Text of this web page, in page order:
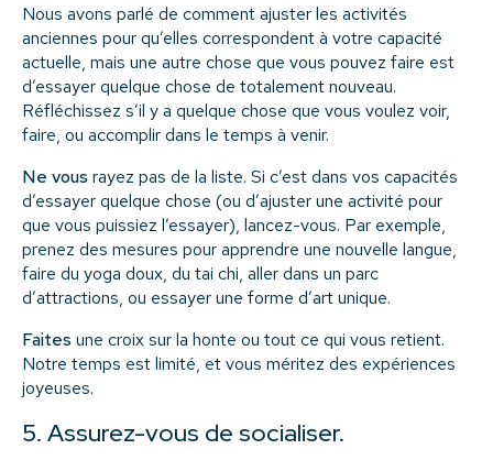
Nous avons parlé de comment ajuster les activités
anciennes pour qu’elles correspondent à votre capacité
actuelle, mais une autre chose que vous pouvez faire est
d’essayer quelque chose de totalement nouveau.
Réfléchissez s’il y a quelque chose que vous voulez voir,
faire, ou accomplir dans le temps à venir.
Ne vous rayez pas de la liste. Si c’est dans vos capacités
d’essayer quelque chose (ou d’ajuster une activité pour
que vous puissiez l’essayer), lancez-vous. Par exemple,
prenez des mesures pour apprendre une nouvelle langue,
faire du yoga doux, du tai chi, aller dans un parc
d’attractions, ou essayer une forme d’art unique.
Faites une croix sur la honte ou tout ce qui vous retient.
Notre temps est limité, et vous méritez des expériences
joyeuses.
5. Assurez-vous de socialiser.